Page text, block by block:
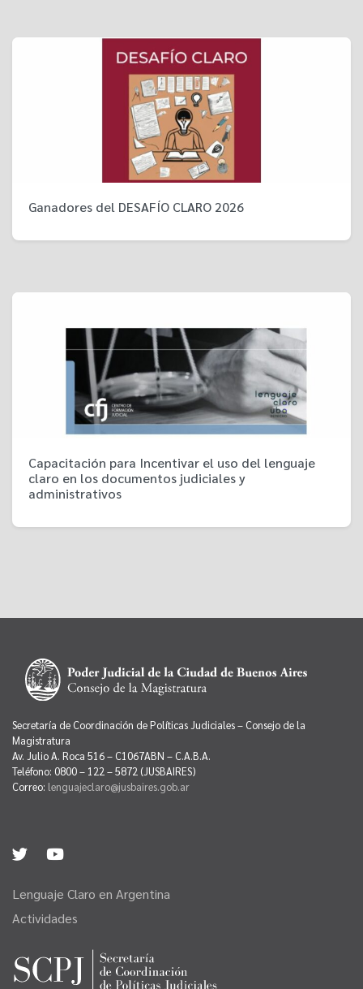
Ganadores del DESAFÍO CLARO 2026
Capacitación para Incentivar el uso del lenguaje
claro en los documentos judiciales y
administrativos
Secretaría de Coordinación de Políticas Judiciales – Consejo de la
Magistratura
Av. Julio A. Roca 516 – C1067ABN – C.A.B.A.
Teléfono: 0800 – 122 – 5872 (JUSBAIRES)
Correo: lenguajeclaro@jusbaires.gob.ar
Lenguaje Claro en Argentina
Actividades